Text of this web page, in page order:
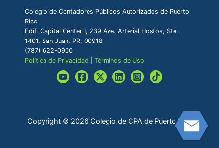
Colegio de Contadores Públicos Autorizados de Puerto
Rico
Edif. Capital Center I, 239 Ave. Arterial Hostos, Ste.
1401, San Juan, PR, 00918
(787) 622-0900
Política de Privacidad |Términos de Uso
Copyright © 2026 Colegio de CPA de Puerto Rico